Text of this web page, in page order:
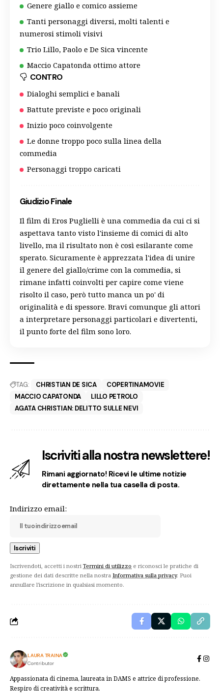
Genere giallo e comico assieme
Tanti personaggi diversi, molti talenti e
numerosi stimoli visivi
Trio Lillo, Paolo e De Sica vincente
Maccio Capatonda ottimo attore
CONTRO
Dialoghi semplici e banali
Battute previste e poco originali
Inizio poco coinvolgente
Le donne troppo poco sulla linea della
commedia
Personaggi troppo caricati
Giudizio Finale
Il film di Eros Puglielli è una commedia da cui ci si
aspettava tanto visto l'insieme di comici di alto
livello, ma il risultato non è così esilarante come
sperato. Sicuramente è apprezzata l'idea di unire
il genere del giallo/crime con la commedia, si
rimane infatti coinvolti per capire come viene
risolto il caso, però tutto manca un po' di
originalità e di spessore. Bravi comunque gli attori
a interpretare personaggi particolari e divertenti,
il punto forte del film sono loro.
TAG: CHRISTIAN DE SICA
COPERTINAMOVIE
MACCIO CAPATONDA
LILLO PETROLO
AGATA CHRISTIAN: DELITTO SULLE NEVI
Iscriviti alla nostra newslettere!
Rimani aggiornato! Ricevi le ultime notizie
direttamente nella tua casella di posta.
Indirizzo email:
Iscrivendoti, accetti i nostri Termini di utilizzo e riconosci le pratiche di
gestione dei dati descritte nella nostra Informativa sulla privacy. Puoi
annullare l'iscrizione in qualsiasi momento.
LAURA TRAINA
Contributor
Appassionata di cinema, laureata in DAMS e attrice di professione.
Respiro di creatività e scrittura.